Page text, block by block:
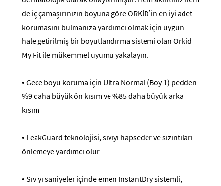
de iç çamaşırınızın boyuna göre ORKİD’in en iyi adet
korumasını bulmanıza yardımcı olmak için uygun
hale getirilmiş bir boyutlandırma sistemi olan Orkid
My Fit ile mükemmel uyumu yakalayın.
• Gece boyu koruma için Ultra Normal (Boy 1) pedden
%9 daha büyük ön kısım ve %85 daha büyük arka
kısım
• LeakGuard teknolojisi, sıvıyı hapseder ve sızıntıları
önlemeye yardımcı olur
• Sıvıyı saniyeler içinde emen InstantDry sistemli,